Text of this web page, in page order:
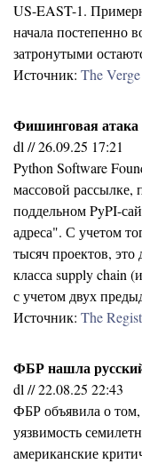
US-EAST-1.
начала постепенно
затронутыми
Источник: The Verge
Фишинговая атака
dl // 26.09.25 17:21
Python Software
массовой рассылке,
поддельном PyPI-
адреса". С учетом
тысяч проектов, это
класса supply chain
с учетом двух
Источник: The
ФБР нашла русский
dl // 22.08.25 22:43
ФБР объявила о том,
уязвимость
американские